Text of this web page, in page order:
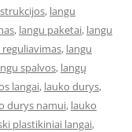
, langu
, langu paketai, langu
reguliavimas, langu
spalvos, langų
langai, lauko durys,
durys namui, lauko
plastikiniai langai,